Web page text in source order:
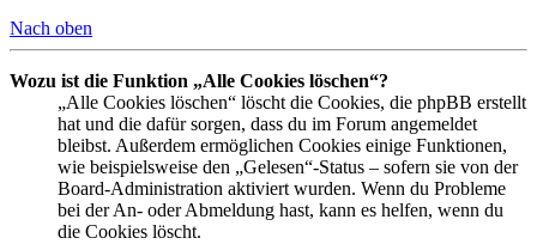
Nach oben
Wozu ist die Funktion „Alle Cookies löschen“?
„Alle Cookies löschen“ löscht die Cookies, die phpBB erstellt
hat und die dafür sorgen, dass du im Forum angemeldet
bleibst. Außerdem ermöglichen Cookies einige Funktionen,
wie beispielsweise den „Gelesen“-Status – sofern sie von der
Board-Administration aktiviert wurden. Wenn du Probleme
bei der An- oder Abmeldung hast, kann es helfen, wenn du
die Cookies löscht.